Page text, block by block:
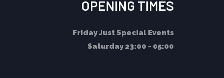
OPENING TIMES
FridayJust Special Events
Saturday23:00 - 05:00